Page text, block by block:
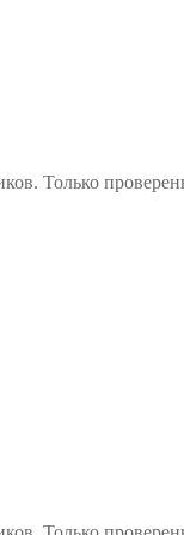
Только